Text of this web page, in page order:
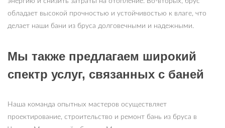
обладает высокой прочностью и устойчивостью к влаге, что
делает наши бани из бруса долговечными и надежными.
Мы также предлагаем широкий
спектр услуг, связанных с баней
Наша команда опытных мастеров осуществляет
проектирование, строительство и ремонт бань из бруса в